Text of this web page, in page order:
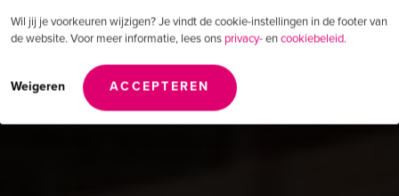
Wil jij je voorkeuren wijzigen? Je vindt de cookie-instellingen in de footer van
de website. Voor meer informatie, lees ons privacy-encookiebeleid.
Weigeren ACCEPTEREN